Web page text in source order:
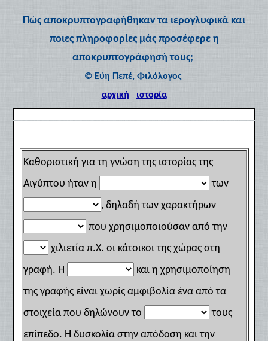
Πώς αποκρυπτογραφήθηκαν τα ιερογλυφικά και
ποιες πληροφορίες μάς προσέφερε η
αποκρυπτογράφησή τους;
© Εύη Πεπέ, Φιλόλογος
αρχική
ιστορία
Καθοριστική για τη γνώση της ιστορίας της
Αιγύπτου ήταν η
των
, δηλαδή των χαρακτήρων
που χρησιμοποιούσαν από την
χιλιετία π.Χ. οι κάτοικοι της χώρας στη
γραφή. Η
και η χρησιμοποίηση
της γραφής είναι χωρίς αμφιβολία ένα από τα
στοιχεία που δηλώνουν το
τους
επίπεδο. Η δυσκολία στην απόδοση και την